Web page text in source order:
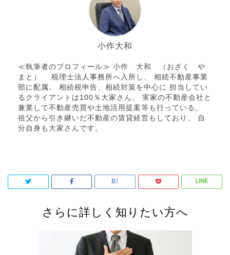
小作大和
≪執筆者のプロフィール≫ 小作 大和 （おざく や
まと） 税理士法人事務所へ入所し、 相続不動産事業
部に配属。 相続税申告、相続対策を中心に 担当してい
るクライアントは100％大家さん。 実家の不動産会社と
兼業して不動産売買や土地活用提案等も行っている。
祖父から引き継いだ不動産の賃貸経営もしており、 自
分自身も大家さんです。
さらに詳しく知りたい方へ